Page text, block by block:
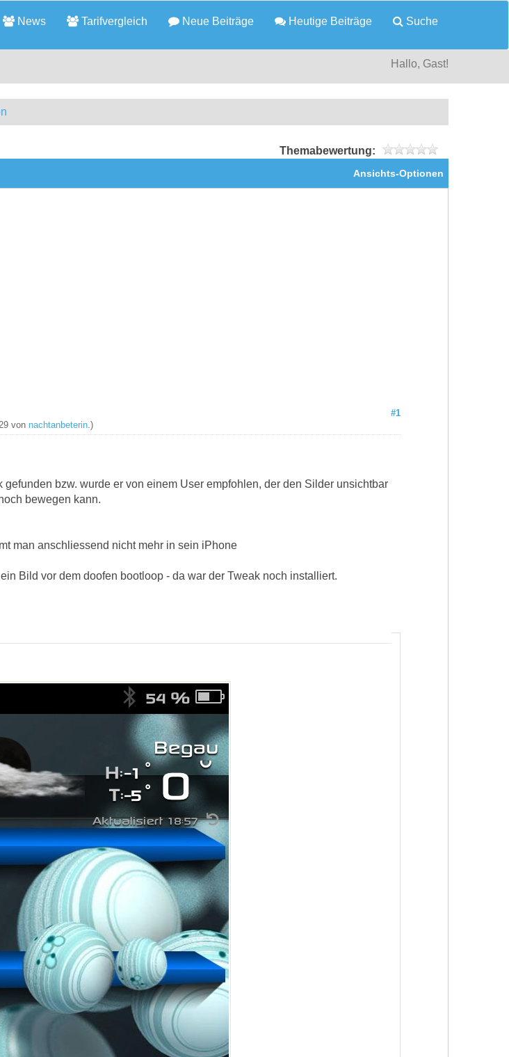
News Tarifvergleich Neue Beiträge Heutige Beiträge Suche
Hallo, Gast!
Themabewertung:
Ansichts-Optionen
#1
von nachtanbeterin.)
bzw. wurde er von einem User empfohlen, der den Silder unsichtbar
bewegen kann.
man anschliessend nicht mehr in sein iPhone
Bild vor dem doofen bootloop - da war der Tweak noch installiert.